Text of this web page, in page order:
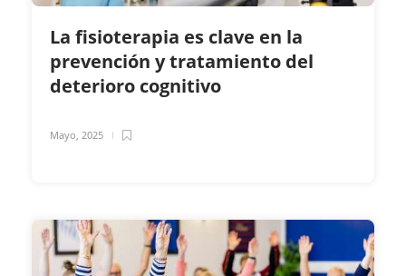
La fisioterapia es clave en la
prevención y tratamiento del
deterioro cognitivo
Mayo, 2025